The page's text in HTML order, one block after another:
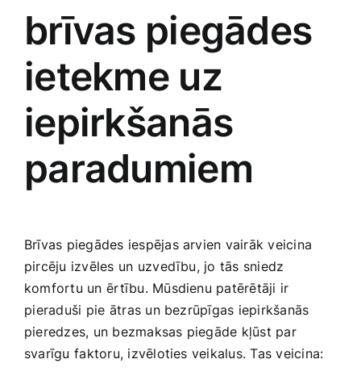
brīvas piegādes
ietekme uz‍
iepirkšanās
paradumiem
Brīvas ‌piegādes iespējas ‌arvien vairāk veicina
pircēju izvēles⁤ un uzvedību, jo tās sniedz
komfortu un⁤ ērtību. Mūsdienu patērētāji ir
⁤pieraduši ⁢pie ātras ‌un bezrūpīgas iepirkšanās
pieredzes, un bezmaksas piegāde kļūst‍ par
svarīgu ⁤faktoru, izvēloties veikalus. Tas veicina: